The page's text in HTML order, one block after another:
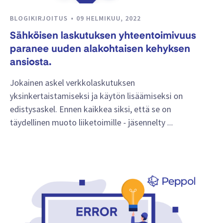
BLOGIKIRJOITUS 09 HELMIKUU, 2022
Sähköisen laskutuksen yhteentoimivuus
paranee uuden alakohtaisen kehyksen
ansiosta.
Jokainen askel verkkolaskutuksen
yksinkertaistamiseksi ja käytön lisäämiseksi on
edistysaskel. Ennen kaikkea siksi, että se on
täydellinen muoto liiketoimille - jäsennelty ...